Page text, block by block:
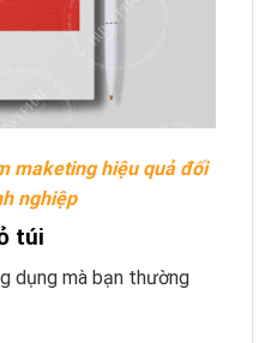
maketing hiệu quả đối
nghiệp
túi
dụng mà bạn thường